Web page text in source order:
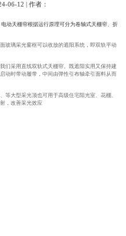
06-12 | 作者：
动天棚帘根据运行原理可分为卷轴式天棚帘、折
玻璃采光窗框可以收放的遮阳系统，即双轨平动
们采用直线双轨式天棚帘。既遮阳实用又保持建
动时带动履带，中间由弹性引布轴牵引面料从而
等大型采光顶也可用于高级住宅阳光室、花棚、
，改善采光效应